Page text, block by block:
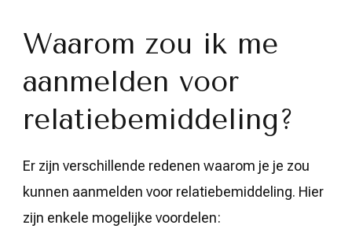
Waarom zou ik me
aanmelden voor
relatiebemiddeling?
Er zijn verschillende redenen waarom je je zou
kunnen aanmelden voor relatiebemiddeling. Hier
zijn enkele mogelijke voordelen: